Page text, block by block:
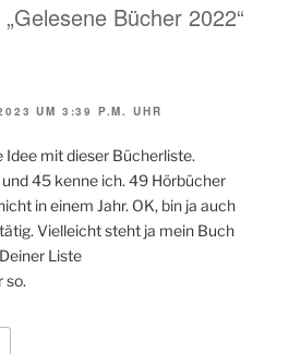
Bücher 2022“
UM 3:39 P.M. UHR
Idee mit dieser Bücherliste.
und 45 kenne ich. 49 Hörbücher
in einem Jahr. OK, bin ja auch
Vielleicht steht ja mein Buch
Liste
so.